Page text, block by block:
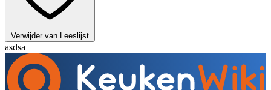
Verwijder van Leeslijst
asdsa